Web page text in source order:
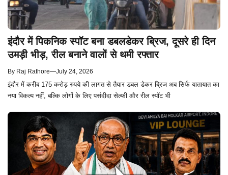
इंदौर में पिकनिक स्पॉट बना डबलडेकर ब्रिज, दूसरे ही दिन
उमड़ी भीड़, रील बनाने वालों से थमी रफ्तार
By Raj Rathore—July 24, 2026
इंदौर में करीब 175 करोड़ रुपये की लागत से तैयार डबल डेकर ब्रिज अब सिर्फ यातायात का
नया विकल्प नहीं, बल्कि लोगों के लिए पसंदीदा सेल्फी और रील स्पॉट भी